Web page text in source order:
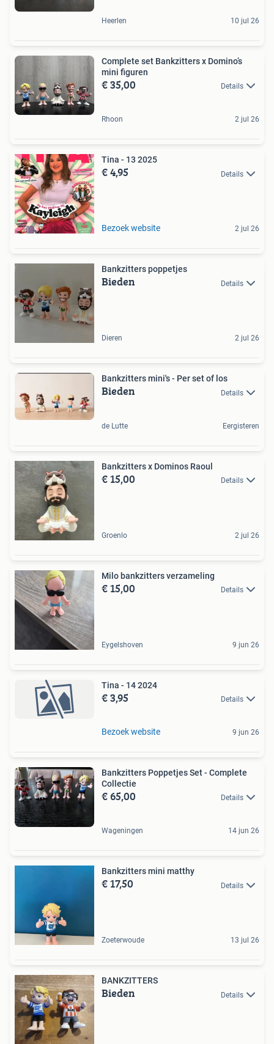
Heerlen 10 jul 26
Complete set Bankzitters x Domino’s
mini figuren
€ 35,00 Details
Rhoon 2 jul 26
Tina - 13 2025
€ 4,95 Details
Bezoek website 2 jul 26
Bankzitters poppetjes
Bieden Details
Dieren 2 jul 26
Bankzitters mini's - Per set of los
Bieden Details
de Lutte Eergisteren
Bankzitters x Dominos Raoul
€ 15,00 Details
Groenlo 2 jul 26
Milo bankzitters verzameling
€ 15,00 Details
Eygelshoven 9 jun 26
Tina - 14 2024
€ 3,95 Details
Bezoek website 9 jun 26
Bankzitters Poppetjes Set - Complete
Collectie
€ 65,00 Details
Wageningen 14 jun 26
Bankzitters mini matthy
€ 17,50 Details
Zoeterwoude 13 jul 26
BANKZITTERS
Bieden Details